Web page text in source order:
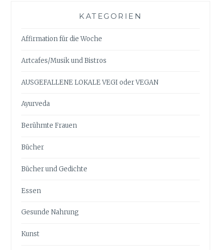
KATEGORIEN
Affirmation für die Woche
Artcafes/Musik und Bistros
AUSGEFALLENE LOKALE VEGI oder VEGAN
Ayurveda
Berühmte Frauen
Bücher
Bücher und Gedichte
Essen
Gesunde Nahrung
Kunst